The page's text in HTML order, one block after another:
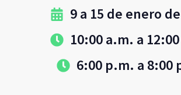
9 a 15 de enero
10:00 a.m. a
6:00 p.m. a 8:00